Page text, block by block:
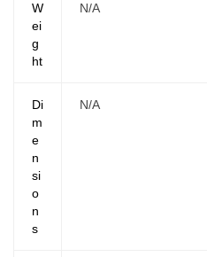
W
ei
g
ht
N/A
Di
m
e
n
si
o
n
s
N/A